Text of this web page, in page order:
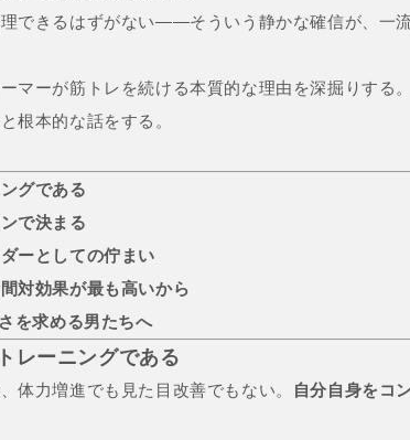
できるはずがない——そういう静かな確信が、一
マーが筋トレを続ける本質的な理由を深掘りする
根本的な話をする。
グである
で決まる
ーとしての佇まい
対効果が最も高いから
を求める男たちへ
レーニングである
体力増進でも見た目改善でもない。
自分自身をコ